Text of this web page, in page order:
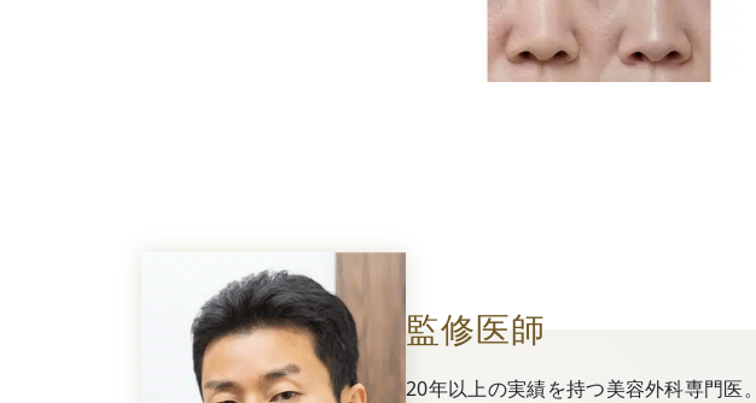
監修医師
20年以上の実績を持つ美容外科専門医